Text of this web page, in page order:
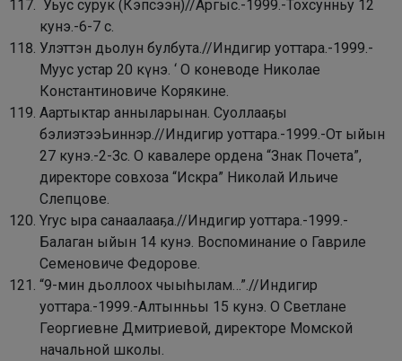
Уьус сурук (Кэпсээн)//Аргыс.-1999.-Тохсунньу 12
кунэ.-6-7 с.
Улэттэн дьолун булбута.//Индигир уоттара.-1999.-
Муус устар 20 күнэ. ‘ О коневоде Николае
Константиновиче Корякине.
Аартыктар анныларынан. Суоллааҕы
бэлиэтээЬиннэр.//Индигир уоттара.-1999.-От ыйын
27 кунэ.-2-Зс. О кавалере ордена “Знак Почета”,
директоре совхоза “Искра” Николай Ильиче
Слепцове.
Yryc ыра санаалааҕа.//Индигир уоттара.-1999.-
Балаган ыйын 14 кунэ. Воспоминание о Гавриле
Семеновиче Федорове.
“9-мин дьоллоох чыыһылам…”.//Индигир
уоттара.-1999.-Алтынньы 15 кунэ. О Светлане
Георгиевне Дмитриевой, директоре Момской
начальной школы.